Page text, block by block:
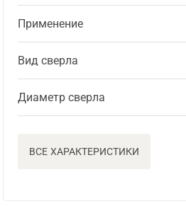
Применение
Вид сверла
Диаметр сверла
ВСЕ ХАРАКТЕРИСТИКИ